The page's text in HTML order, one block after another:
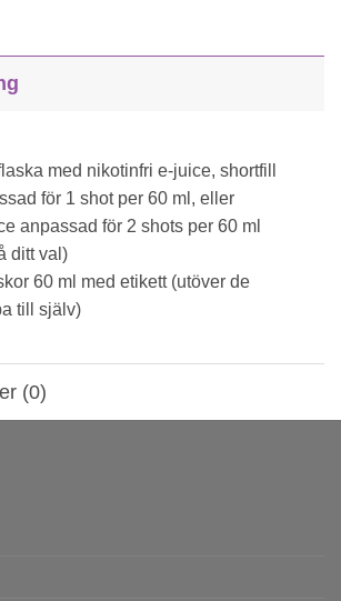
med nikotinfri e-juice, shortfill
för 1 shot per 60 ml, eller
anpassad för 2 shots per 60 ml
ditt val)
60 ml med etikett (utöver de
till själv)
(0)